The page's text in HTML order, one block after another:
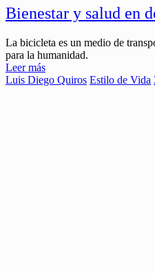
Bienestar y salud en
La bicicleta es un medio de
para la humanidad.
Leer más
Luis Diego Quiros Estilo de Vida